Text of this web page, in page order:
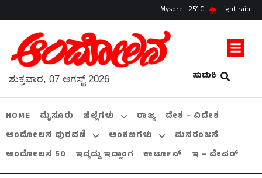
Mysore 25 light rain
ಹುಡುಕಿ
ಶುಕ್ರವಾರ, 07 ಆಗಸ್ಟ್ 2026
HOME ಮೈಸೂರು ಜಿಲ್ಲೆಗಳು ರಾಜ್ಯ
ದೇಶ – ವಿದೇಶ
ಆಂದೋಲನ ಪುರವಣಿ
ಅಂಕಣಗಳು
ಮನರಂಜನೆ
ಆಂದೋಲನ 50
ಇದ್ದದ್ದು ಇದ್ಹಾಂಗ ಕಾರ್ಟೂನ್ ಇ – ಪೇಪರ್